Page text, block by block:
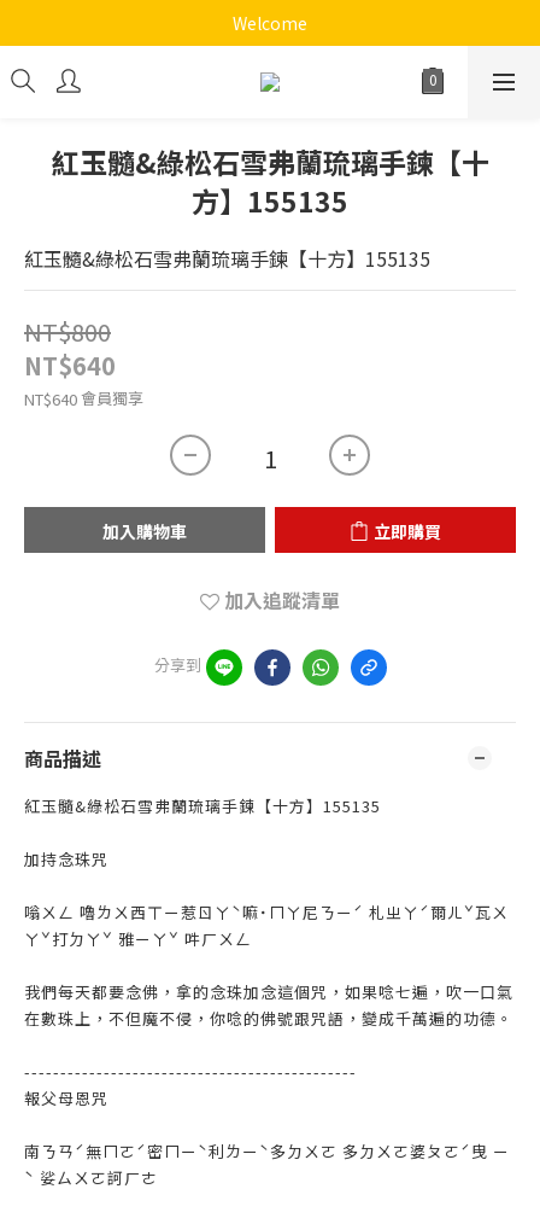
《十方心靈音樂花園》
Welcome
《十方心靈音樂花園》
紅玉髓&綠松石雪弗蘭琉璃手鍊【十
方】155135
紅玉髓&綠松石雪弗蘭琉璃手鍊【十方】155135
NT$800
NT$640
NT$640會員獨享
加入購物車 立即購買
加入追蹤清單
分享到
商品描述
紅玉髓&綠松石雪弗蘭琉璃手鍊【十方】155135
加持念珠咒
嗡ㄨㄥ 嚕ㄌㄨ西ㄒㄧ惹ㄖㄚˋ嘛˙ㄇㄚ尼ㄋㄧˊ 札ㄓㄚˊ爾ㄦˇ瓦ㄨ
ㄚˇ打ㄉㄚˇ 雅ㄧㄚˇ 吽ㄏㄨㄥ
我們每天都要念佛，拿的念珠加念這個咒，如果唸七遍，吹一口氣
在數珠上，不但魔不侵，你唸的佛號跟咒語，變成千萬遍的功德。
----------------------------------------------
報父母恩咒
南ㄋㄢˊ無ㄇㄛˊ密ㄇㄧˋ利ㄌㄧˋ多ㄉㄨㄛ 多ㄉㄨㄛ婆ㄆㄛˊ曳 ㄧ
ˋ 娑ㄙㄨㄛ訶ㄏㄜ